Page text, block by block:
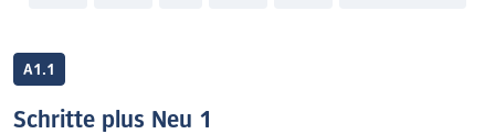
A1.1
Schritte plus Neu 1